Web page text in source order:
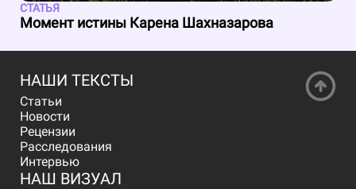
СТАТЬЯ
Момент истины Карена Шахназарова
НАШИ ТЕКСТЫ
Статьи
Новости
Рецензии
Расследования
Интервью
НАШ ВИЗУАЛ